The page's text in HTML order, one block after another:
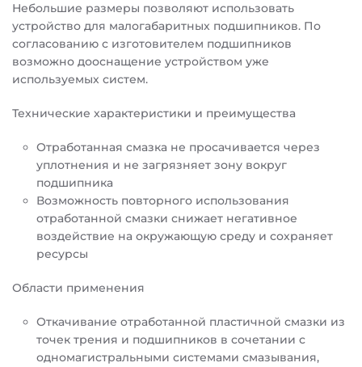
Небольшие размеры позволяют использовать
устройство для малогабаритных подшипников. По
согласованию с изготовителем подшипников
возможно дооснащение устройством уже
используемых систем.
Технические характеристики и преимущества
Отработанная смазка не просачивается через
уплотнения и не загрязняет зону вокруг
подшипника
Возможность повторного использования
отработанной смазки снижает негативное
воздействие на окружающую среду и сохраняет
ресурсы
Области применения
Откачивание отработанной пластичной смазки из
точек трения и подшипников в сочетании с
одномагистральными системами смазывания,